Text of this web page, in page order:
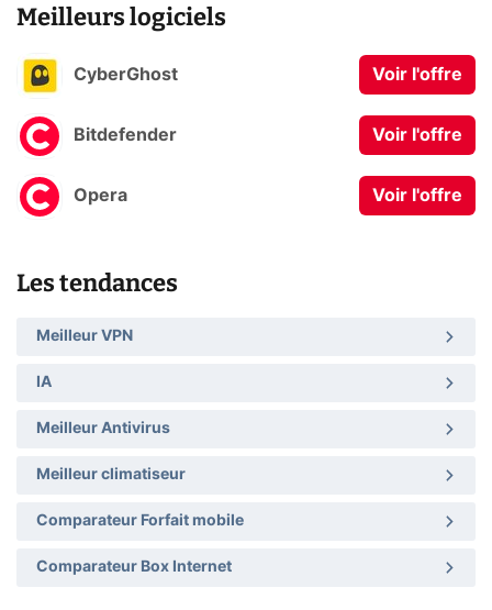
Meilleurs logiciels
CyberGhost Voir l'offre
Bitdefender Voir l'offre
Opera Voir l'offre
Les tendances
Meilleur VPN
IA
Meilleur Antivirus
Meilleur climatiseur
Comparateur Forfait mobile
Comparateur Box Internet